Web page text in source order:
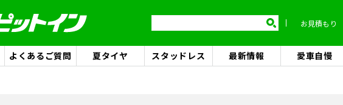
お見積もり
よくあるご質問 夏タイヤ スタッドレス 最新情報 愛車自慢